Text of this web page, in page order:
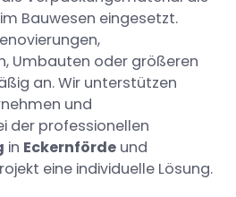
Bauwesen eingesetzt.
Umbauten oder größeren
an. Wir unterstützen
und
der professionellen
in Eckernförde und
eine individuelle Lösung.